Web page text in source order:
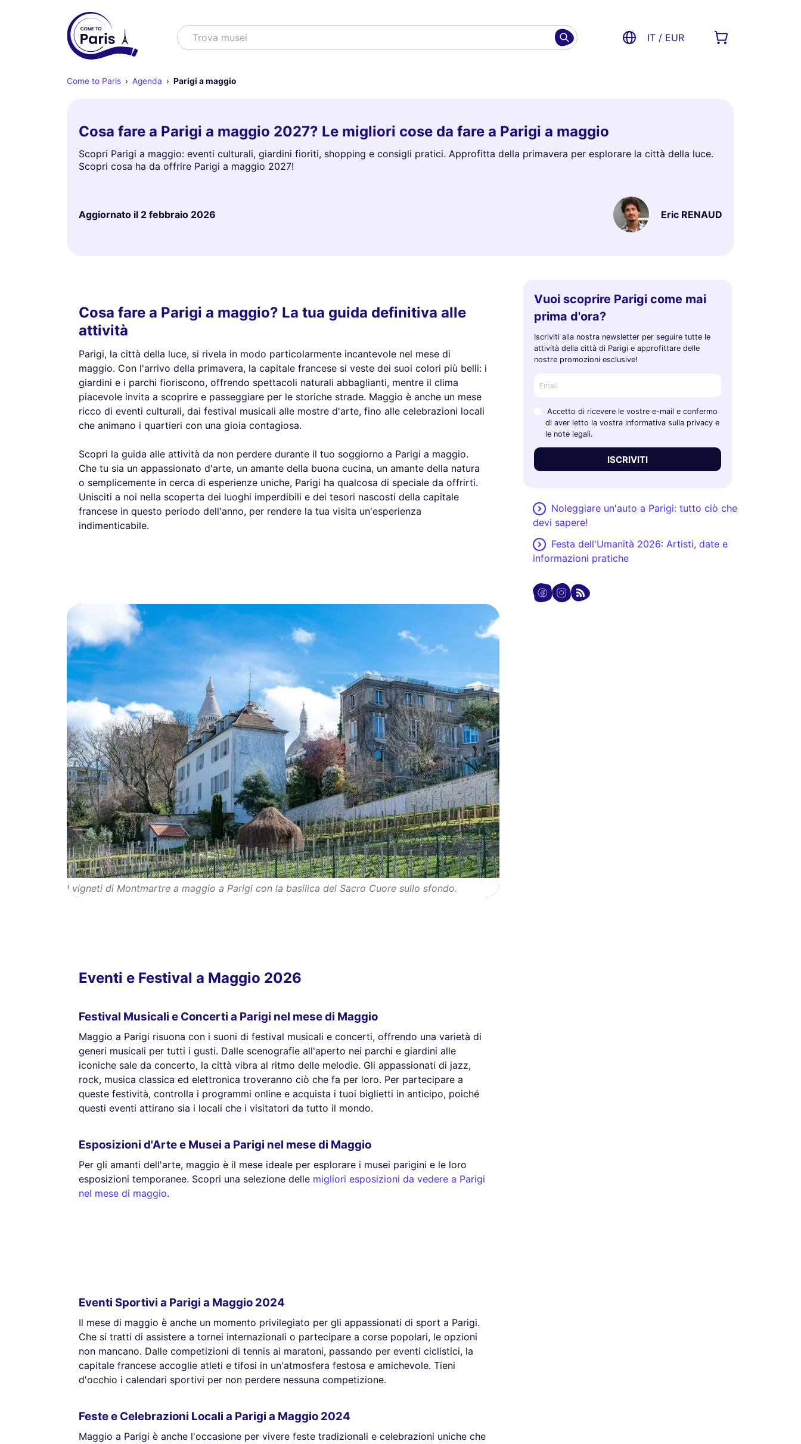
Cercare
Trova spetta IT / EUR
Come to Paris Agenda Parigi a maggio
Cosa fare a Parigi a maggio 2027? Le migliori cose da fare a Parigi a maggio
Scopri Parigi a maggio: eventi culturali, giardini fioriti, shopping e consigli pratici. Approfitta della primavera per esplorare la città della luce.
Scopri cosa ha da offrire Parigi a maggio 2027!
Aggiornato il 2 febbraio 2026 Eric RENAUD
Cosa fare a Parigi a maggio? La tua guida definitiva alle
attività
Parigi, la città della luce, si rivela in modo particolarmente incantevole nel mese di
maggio. Con l'arrivo della primavera, la capitale francese si veste dei suoi colori più belli: i
giardini e i parchi fioriscono, offrendo spettacoli naturali abbaglianti, mentre il clima
piacevole invita a scoprire e passeggiare per le storiche strade. Maggio è anche un mese
ricco di eventi culturali, dai festival musicali alle mostre d'arte, fino alle celebrazioni locali
che animano i quartieri con una gioia contagiosa.
Scopri la guida alle attività da non perdere durante il tuo soggiorno a Parigi a maggio.
Che tu sia un appassionato d'arte, un amante della buona cucina, un amante della natura
o semplicemente in cerca di esperienze uniche, Parigi ha qualcosa di speciale da offrirti.
Unisciti a noi nella scoperta dei luoghi imperdibili e dei tesori nascosti della capitale
francese in questo periodo dell'anno, per rendere la tua visita un'esperienza
indimenticabile.
I vigneti di Montmartre a maggio a Parigi con la basilica del Sacro Cuore sullo sfondo.
Eventi e Festival a Maggio 2026
Festival Musicali e Concerti a Parigi nel mese di Maggio
Maggio a Parigi risuona con i suoni di festival musicali e concerti, offrendo una varietà di
generi musicali per tutti i gusti. Dalle scenografie all'aperto nei parchi e giardini alle
iconiche sale da concerto, la città vibra al ritmo delle melodie. Gli appassionati di jazz,
rock, musica classica ed elettronica troveranno ciò che fa per loro. Per partecipare a
queste festività, controlla i programmi online e acquista i tuoi biglietti in anticipo, poiché
questi eventi attirano sia i locali che i visitatori da tutto il mondo.
Esposizioni d'Arte e Musei a Parigi nel mese di Maggio
Per gli amanti dell'arte, maggio è il mese ideale per esplorare i musei parigini e le loro
esposizioni temporanee. Scopri una selezione delle migliori esposizioni da vedere a Parigi
nel mese di maggio.
Eventi Sportivi a Parigi a Maggio 2024
Il mese di maggio è anche un momento privilegiato per gli appassionati di sport a Parigi.
Che si tratti di assistere a tornei internazionali o partecipare a corse popolari, le opzioni
non mancano. Dalle competizioni di tennis ai maratoni, passando per eventi ciclistici, la
capitale francese accoglie atleti e tifosi in un'atmosfera festosa e amichevole. Tieni
d'occhio i calendari sportivi per non perdere nessuna competizione.
Feste e Celebrazioni Locali a Parigi a Maggio 2024
Maggio a Parigi è anche l'occasione per vivere feste tradizionali e celebrazioni uniche che
Vuoi scoprire Parigi come mai
prima d'ora?
Iscriviti alla nostra newsletter per seguire tutte le
attività della città di Parigi e approfittare delle
nostre promozioni esclusive!
Accetto di ricevere le vostre e-mail e confermo
di aver letto la vostra informativa sulla privacy e
le note legali.
ISCRIVITI
Noleggiare un'auto a Parigi: tutto ciò che
devi sapere!
Festa dell'Umanità 2026: Artisti, date e
informazioni pratiche